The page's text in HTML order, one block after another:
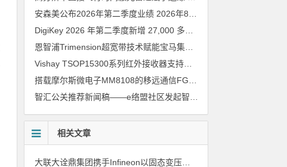
安森美公布2026年第二季度业绩 2026年8月6日
恩智浦Trimension超宽带技术赋能宝马集团Digital Key Plus及生命体存在检测功能
Vishay TSOP15300系列红外接收器支持所有主流遥控代码
相关文章
大联大诠鼎集团携手Infineon以固态变压器重构配电效率新标杆